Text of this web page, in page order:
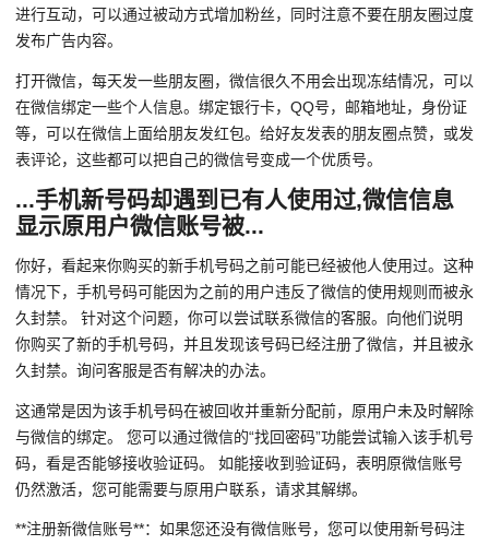
进行互动，可以通过被动方式增加粉丝，同时注意不要在朋友圈过度
发布广告内容。
打开微信，每天发一些朋友圈，微信很久不用会出现冻结情况，可以
在微信绑定一些个人信息。绑定银行卡，QQ号，邮箱地址，身份证
等，可以在微信上面给朋友发红包。给好友发表的朋友圈点赞，或发
表评论，这些都可以把自己的微信号变成一个优质号。
...手机新号码却遇到已有人使用过,微信信息
显示原用户微信账号被...
你好，看起来你购买的新手机号码之前可能已经被他人使用过。这种
情况下，手机号码可能因为之前的用户违反了微信的使用规则而被永
久封禁。 针对这个问题，你可以尝试联系微信的客服。向他们说明
你购买了新的手机号码，并且发现该号码已经注册了微信，并且被永
久封禁。询问客服是否有解决的办法。
这通常是因为该手机号码在被回收并重新分配前，原用户未及时解除
与微信的绑定。 您可以通过微信的“找回密码”功能尝试输入该手机号
码，看是否能够接收验证码。 如能接收到验证码，表明原微信账号
仍然激活，您可能需要与原用户联系，请求其解绑。
**注册新微信账号**：如果您还没有微信账号，您可以使用新号码注